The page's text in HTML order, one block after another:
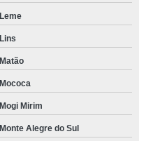
Leme
Lins
Matão
Mococa
Mogi Mirim
Monte Alegre do Sul